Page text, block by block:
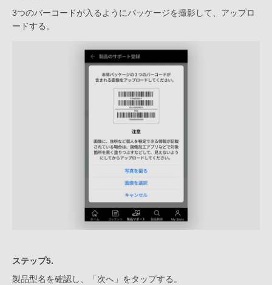
3つのバーコードが入るようにパッケージを撮影して、アップロ
ードする。
ステップ5.
製品型名を確認し、「次へ」をタップする。